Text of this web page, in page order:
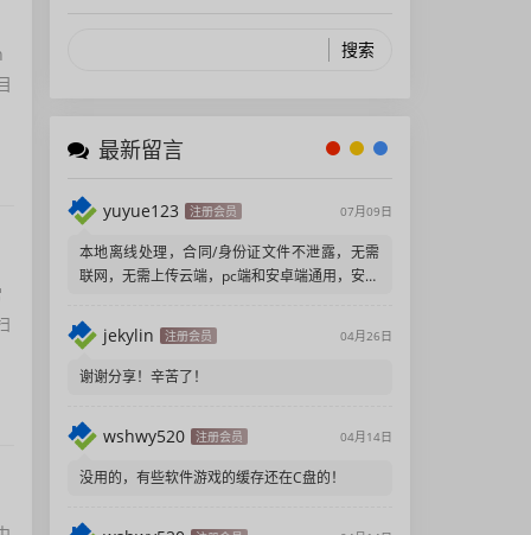
最新留言
yuyue123 注册会员 07月09日
本地离线处理，合同/身份证文件不泄露，无需
联网，无需上传云端，pc端和安卓端通用，安装
jekylin 注册会员 04月26日
谢谢分享！辛苦了！
wshwy520 注册会员 04月14日
没用的，有些软件游戏的缓存还在C盘的！